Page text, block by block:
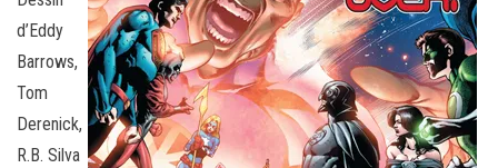
d’Eddy
Barrows,
Tom
Derenick,
R.B. Silva